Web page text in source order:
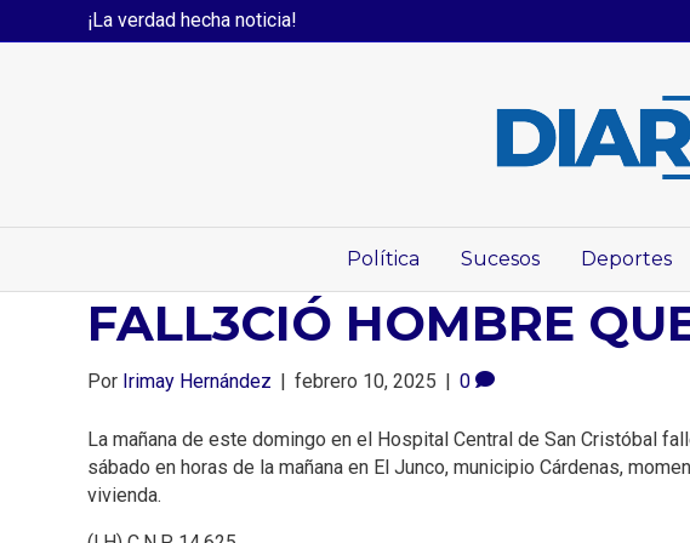
¡La verdad hecha noticia!
Política Sucesos Deportes
FALL3CIÓ HOMBRE
Por Irimay Hernández febrero 10, 2025 0
La mañana de este domingo en el Hospital Central de San Cristóbal
sábado en horas de la mañana en El Junco, municipio Cárdenas,
vivienda.